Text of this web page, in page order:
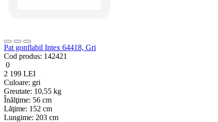
Pat gonflabil Intex 64418, Gri
Cod produs: 142421
0
2 199 LEI
Culoare: gri
Greutate: 10,55 kg
Înălţime: 56 cm
Lăţime: 152 cm
Lungime: 203 cm